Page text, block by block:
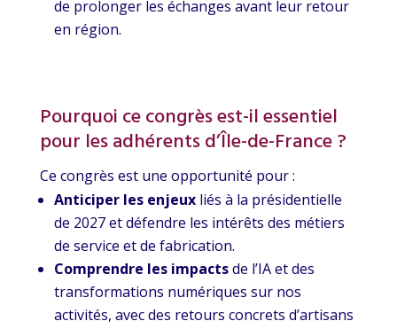
de prolonger les échanges avant leur retour
en région.
Pourquoi ce congrès est-il essentiel
pour les adhérents d’Île-de-France ?
Ce congrès est une opportunité pour :
Anticiper les enjeuxliés à la présidentielle
de 2027 et défendre les intérêts des métiers
de service et de fabrication.
Comprendre les impactsde l’IA et des
transformations numériques sur nos
activités, avec des retours concrets d’artisans